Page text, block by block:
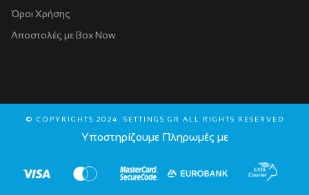
Όροι Χρήσης
Αποστολές με Box Now
© COPYRIGHTS 2024. SETTINGS.GR ALL RIGHTS RESERVED
Υποστηρίζουμε Πληρωμές με